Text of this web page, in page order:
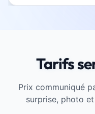
Tarifs
Prix communiqué
surprise, photo